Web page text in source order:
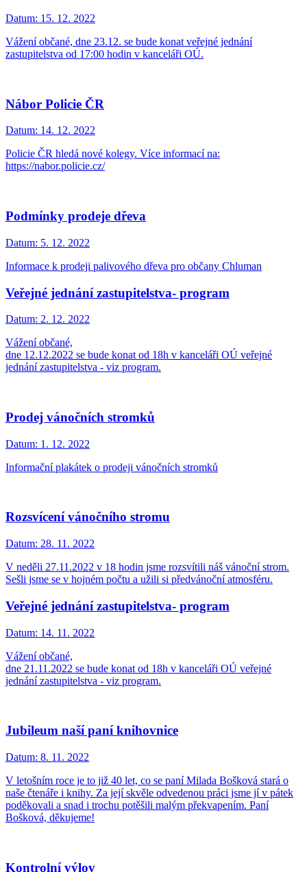
Datum: 15. 12. 2022
Vážení občané, dne 23.12. se bude konat veřejné jednání
zastupitelstva od 17:00 hodin v kanceláři OÚ.
Nábor Policie ČR
Datum: 14. 12. 2022
Policie ČR hledá nové kolegy. Více informací na:
https://nabor.policie.cz/
Podmínky prodeje dřeva
Datum: 5. 12. 2022
Informace k prodeji palivového dřeva pro občany Chluman
Veřejné jednání zastupitelstva- program
Datum: 2. 12. 2022
Vážení občané,
dne 12.12.2022 se bude konat od 18h v kanceláři OÚ veřejné
jednání zastupitelstva - viz program.
Prodej vánočních stromků
Datum: 1. 12. 2022
Informační plakátek o prodeji vánočních stromků
Rozsvícení vánočního stromu
Datum: 28. 11. 2022
V neděli 27.11.2022 v 18 hodin jsme rozsvítili náš vánoční strom.
Sešli jsme se v hojném počtu a užili si předvánoční atmosféru.
Veřejné jednání zastupitelstva- program
Datum: 14. 11. 2022
Vážení občané,
dne 21.11.2022 se bude konat od 18h v kanceláři OÚ veřejné
jednání zastupitelstva - viz program.
Jubileum naší paní knihovnice
Datum: 8. 11. 2022
V letošním roce je to již 40 let, co se paní Milada Bošková stará o
naše čtenáře i knihy. Za její skvěle odvedenou práci jsme jí v pátek
poděkovali a snad i trochu potěšili malým překvapením. Paní
Bošková, děkujeme!
Kontrolní výlov